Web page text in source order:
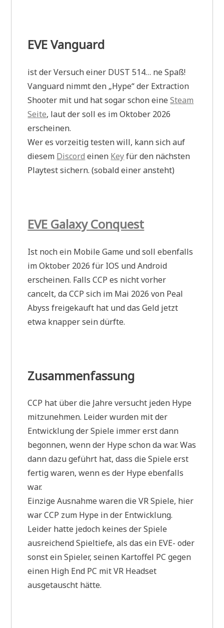
EVE Vanguard
ist der Versuch einer DUST 514… ne Spaß!
Vanguard nimmt den „Hype“ der Extraction
Shooter mit und hat sogar schon eineSteam
Seite, laut der soll es im Oktober 2026
erscheinen.
Wer es vorzeitig testen will, kann sich auf
diesem Discord einen Keyfür den nächsten
Playtest sichern. (sobald einer ansteht)
EVE Galaxy Conquest
Ist noch ein Mobile Game und soll ebenfalls
im Oktober 2026 für IOS und Android
erscheinen. Falls CCP es nicht vorher
cancelt, da CCP sich im Mai 2026 von Peal
Abyss freigekauft hat und das Geld jetzt
etwa knapper sein dürfte.
Zusammenfassung
CCP hat über die Jahre versucht jeden Hype
mitzunehmen. Leider wurden mit der
Entwicklung der Spiele immer erst dann
begonnen, wenn der Hype schon da war. Was
dann dazu geführt hat, dass die Spiele erst
fertig waren, wenn es der Hype ebenfalls
war.
Einzige Ausnahme waren die VR Spiele, hier
war CCP zum Hype in der Entwicklung.
Leider hatte jedoch keines der Spiele
ausreichend Spieltiefe, als das ein EVE- oder
sonst ein Spieler, seinen Kartoffel PC gegen
einen High End PC mit VR Headset
ausgetauscht hätte.